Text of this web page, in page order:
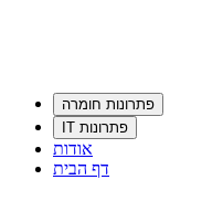
פתרונות חומרה
פתרונות IT
אודות
דף הבית